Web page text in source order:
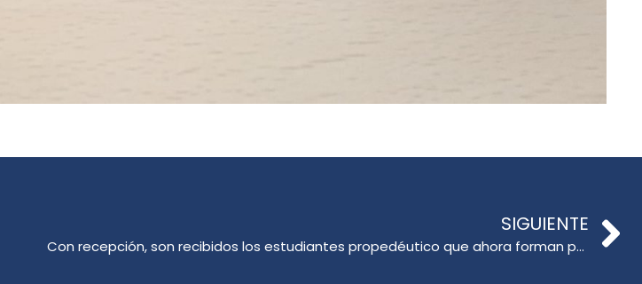
SIGUIENTE
Con recepción, son recibidos los estudiantes propedéutico que ahora forman parte de las 14 carreras de pedagogía